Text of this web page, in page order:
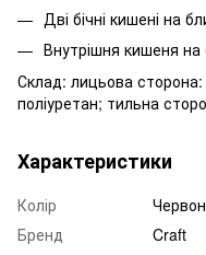
Дві бічні кишені на
Внутрішня кишеня на
Склад: лицьова
поліуретан; тильна
Характеристики
Колір
Бренд
Craft